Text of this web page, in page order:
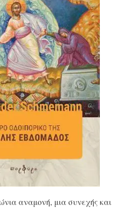
αναμονή, μια συνεχής και